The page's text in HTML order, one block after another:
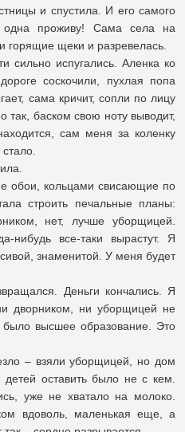
и спустила. И его самого
проживу! Сама села на
горящие щеки и разревелась.
сильно испугались. Аленка ко
соскочили, пухлая попа
сама кричит, сопли по лицу
так, баском свою ноту выводит,
сам меня за коленку
обои, кольцами свисающие по
строить печальные планы:
нет, лучше уборщицей.
нибудь все-таки вырастут. Я
знаменитой. У меня будет
Деньги кончались. Я
дворником, ни уборщицей не
высшее образование. Это
– взяли уборщицей, но дом
оставить было не с кем.
уже не хватало на молоко.
вдоволь, маленькая еще, а